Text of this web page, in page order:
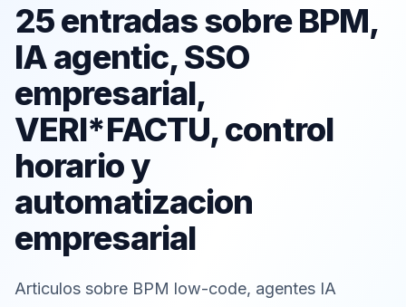
25 entradas sobre BPM,
IA agentic, SSO
empresarial,
VERI*FACTU, control
horario y
automatizacion
empresarial
Articulos sobre BPM low-code, agentes IA